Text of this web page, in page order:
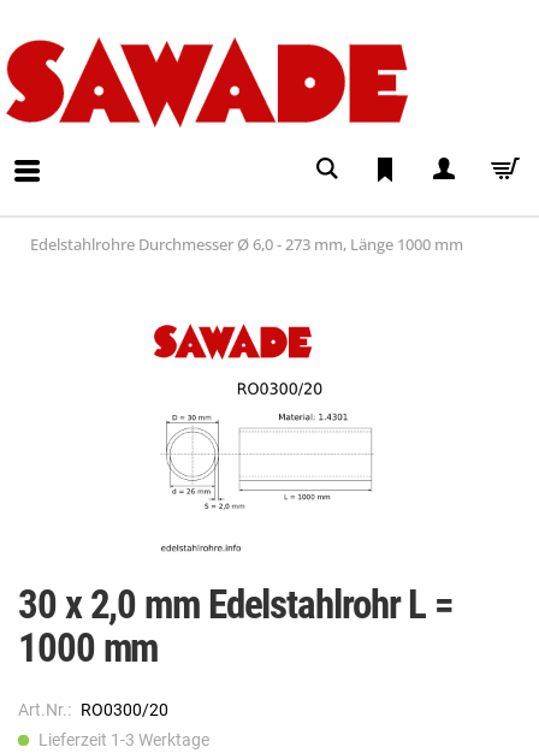
Edelstahlrohre Durchmesser Ø 6,0 - 273 mm, Länge 1000 mm
30 x 2,0 mm Edelstahlrohr L =
1000 mm
Art.Nr.: RO0300/20
Lieferzeit 1-3 Werktage